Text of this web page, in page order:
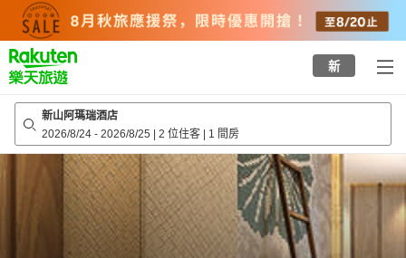
top
page
新
新山阿瑪瑞酒店
2026/8/24 - 2026/8/25 | 2 位住客 | 1 間房